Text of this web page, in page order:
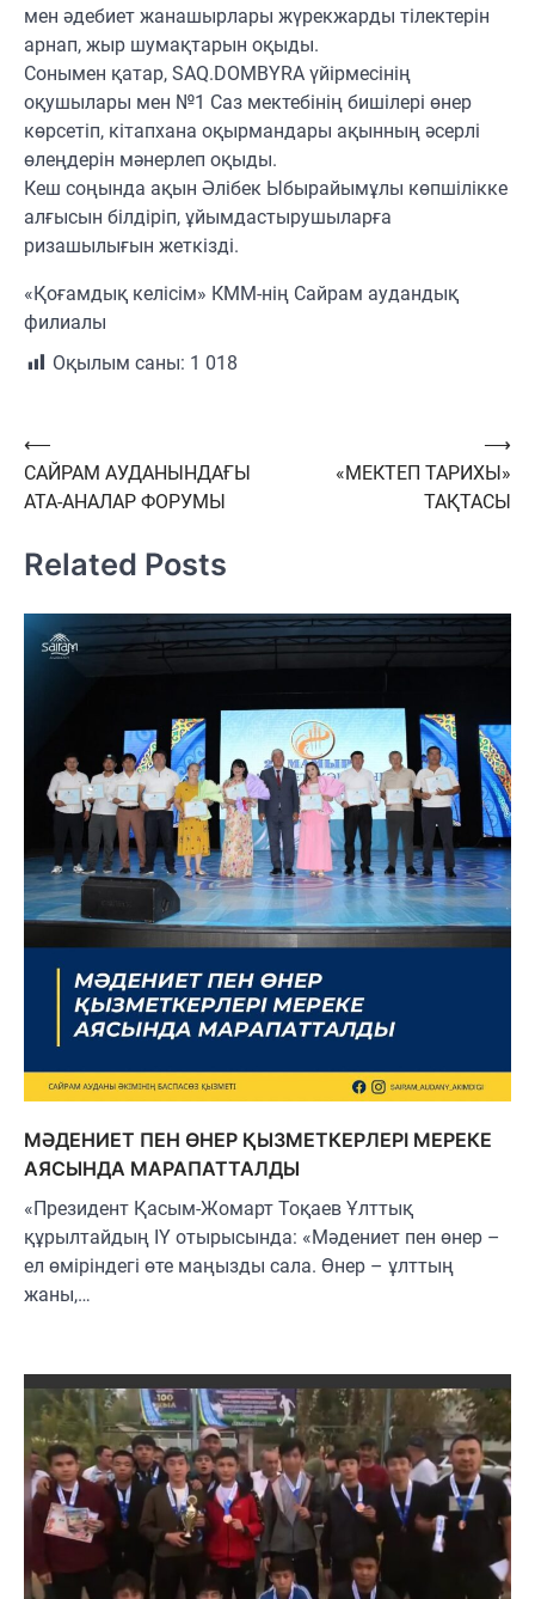
мен әдебиет жанашырлары жүрекжарды тілектерін
арнап, жыр шумақтарын оқыды.
Сонымен қатар, SAQ.DOMBYRA үйірмесінің
оқушылары мен №1 Саз мектебінің бишілері өнер
көрсетіп, кітапхана оқырмандары ақынның әсерлі
өлеңдерін мәнерлеп оқыды.
Кеш соңында ақын Әлібек Ыбырайымұлы көпшілікке
алғысын білдіріп, ұйымдастырушыларға
ризашылығын жеткізді.
«Қоғамдық келісім» КММ-нің Сайрам аудандық
филиалы
Оқылым саны: 1 018
Навигация
по
⟵
САЙРАМ АУДАНЫНДАҒЫ
АТА-АНАЛАР ФОРУМЫ
«МЕКТЕП ТАРИХЫ»
ТАҚТАСЫ
⟶
Related Posts
МӘДЕНИЕТ ПЕН ӨНЕР ҚЫЗМЕТКЕРЛЕРІ МЕРЕКЕ
АЯСЫНДА МАРАПАТТАЛДЫ
«Президент Қасым-Жомарт Тоқаев Ұлттық
құрылтайдың ІҮ отырысында: «Мәдениет пен өнер –
ел өміріндегі өте маңызды сала. Өнер – ұлттың
жаны,…